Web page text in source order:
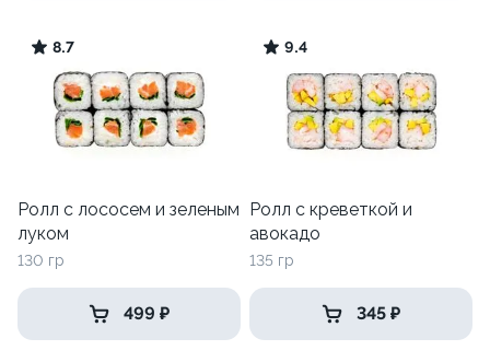
8.7
Ролл с лососем и зеленым
луком
130 гр
499 ₽
9.4
Ролл с креветкой и
авокадо
135 гр
345 ₽